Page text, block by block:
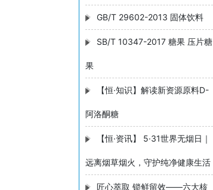
GB/T 29602-2013 固体饮料
SB/T 10347-2017 糖果 压片糖
果
【恒·知识】解读新资源原料D-
阿洛酮糖
【恒·资讯】 5·31世界无烟日｜
远离烟草烟火，守护纯净健康生活
匠心萃取 锁鲜留效——六大核